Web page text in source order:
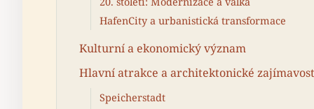
HafenCity a urbanistická transformace
Kulturní a ekonomický význam
Hlavní atrakce a architektonické
Speicherstadt